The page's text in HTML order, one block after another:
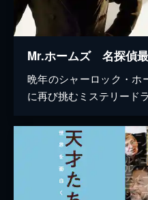
Mr.ホームズ 名探偵
晩年のシャーロック・ホ
に再び挑むミステリード